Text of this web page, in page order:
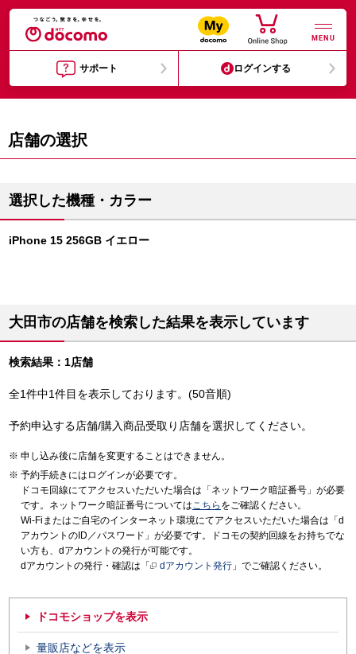
MENU
サポート ログインする
店舗の選択
選択した機種・カラー
iPhone 15 256GB イエロー
大田市の店舗を検索した結果を表示しています
検索結果：1店舗
全1件中1件目を表示しております。(50音順)
予約申込する店舗/購入商品受取り店舗を選択してください。
申し込み後に店舗を変更することはできません。
予約手続きにはログインが必要です。
ドコモ回線にてアクセスいただいた場合は「ネットワーク暗証番号」が必要
です。ネットワーク暗証番号についてはこちら をご確認ください。
Wi-Fiまたはご自宅のインターネット環境にてアクセスいただいた場合は「d
アカウントのID／パスワード」が必要です。ドコモの契約回線をお持ちでな
い方も、dアカウントの発行が可能です。
dアカウントの発行・確認は「
dアカウント発行 」でご確認ください。
ドコモショップを表示
量販店などを表示